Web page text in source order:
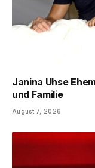
Janina Uhse
und Familie
August 7, 2026